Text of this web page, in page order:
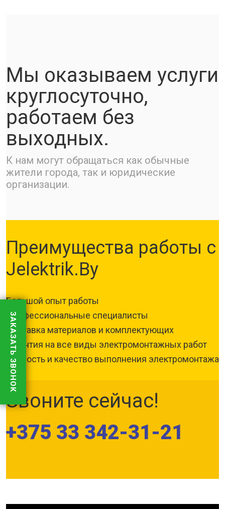
Мы оказываем услуги
круглосуточно,
работаем без
выходных.
К нам могут обращаться как обычные
жители города, так и юридические
организации.
Преимущества работы с
Jelektrik.By
Большой опыт работы
Профессиональные специалисты
Поставка материалов и комплектующих
Гарантия на все виды электромонтажных работ
Скорость и качество выполнения электромонтажа
Звоните сейчас!
+375 33 342-31-21
ЗАКАЗАТЬ ЗВОНОК